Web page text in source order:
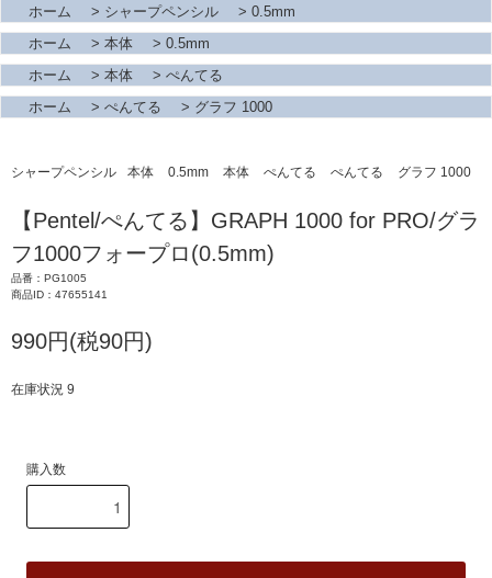
ホーム > シャープペンシル > 0.5mm
ホーム
> 本体 > 0.5mm
ホーム
> 本体 > ぺんてる
ホーム
> ぺんてる > グラフ 1000
シャープペンシル 本体 0.5mm 本体 ぺんてる ぺんてる グラフ 1000
【Pentel/ぺんてる】GRAPH 1000 for PRO/グラ
フ1000フォープロ(0.5mm)
品番：PG1005
商品ID：47655141
990円(税90円)
在庫状況 9
購入数